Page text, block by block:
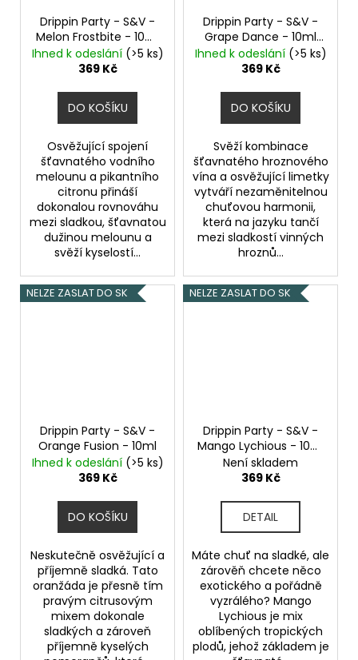
Drippin Party - S&V -
Melon Frostbite - 10ml
Chladivý vodní
meloun a citron
Ihned k odeslání (>5 ks)
369 Kč
DO KOŠÍKU
Osvěžující spojení
šťavnatého vodního
melounu a pikantního
citronu přináší
dokonalou rovnováhu
mezi sladkou, šťavnatou
dužinou melounu a
svěží kyselostí...
Drippin Party - S&V -
Grape Dance - 10ml
Hroznové víno a
limetka
Ihned k odeslání (>5 ks)
369 Kč
DO KOŠÍKU
Svěží kombinace
šťavnatého hroznového
vína a osvěžující limetky
vytváří nezaměnitelnou
chuťovou harmonii,
která na jazyku tančí
mezi sladkostí vinných
hroznů...
NELZE ZASLAT DO SK
Drippin Party - S&V -
Orange Fusion - 10ml
Ihned k odeslání (>5 ks)
369 Kč
DO KOŠÍKU
Neskutečně osvěžující a
příjemně sladká. Tato
oranžáda je přesně tím
pravým citrusovým
mixem dokonale
sladkých a zároveň
příjemně kyselých
NELZE ZASLAT DO SK
Drippin Party - S&V -
Mango Lychious - 10ml
Chladivé mango a liči
Není skladem
369 Kč
DETAIL
Máte chuť na sladké, ale
zárověň chcete něco
exotického a pořádně
vyzrálého? Mango
Lychious je mix
oblíbených tropických
plodů, jehož základem je